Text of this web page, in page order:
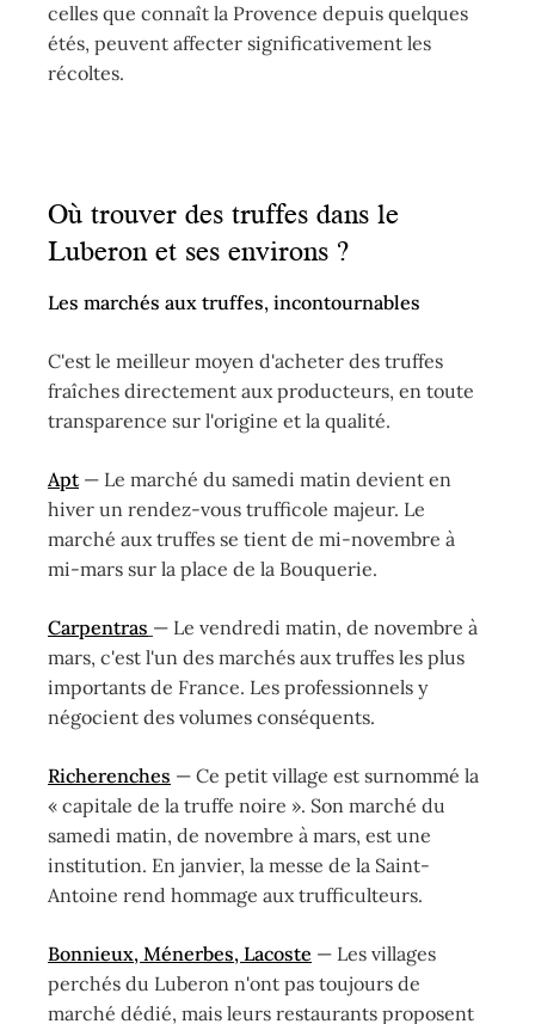
celles que connaît la Provence depuis quelques
étés, peuvent affecter significativement les
récoltes.
Où trouver des truffes dans le
Luberon et ses environs ?
Les marchés aux truffes, incontournables
C'est le meilleur moyen d'acheter des truffes
fraîches directement aux producteurs, en toute
transparence sur l'origine et la qualité.
Apt— Le marché du samedi matin devient en
hiver un rendez-vous trufficole majeur. Le
marché aux truffes se tient de mi-novembre à
mi-mars sur la place de la Bouquerie.
Carpentras — Le vendredi matin, de novembre à
mars, c'est l'un des marchés aux truffes les plus
importants de France. Les professionnels y
négocient des volumes conséquents.
Richerenches — Ce petit village est surnommé la
« capitale de la truffe noire ». Son marché du
samedi matin, de novembre à mars, est une
institution. En janvier, la messe de la Saint-
Antoine rend hommage aux trufficulteurs.
Bonnieux, Ménerbes, Lacoste — Les villages
perchés du Luberon n'ont pas toujours de
marché dédié, mais leurs restaurants proposent